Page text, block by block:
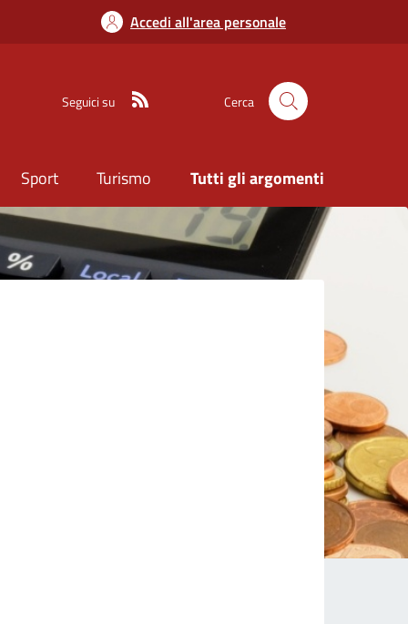
Accedi all'area personale
Seguici su Cerca
Sport Turismo Tutti gli argomenti